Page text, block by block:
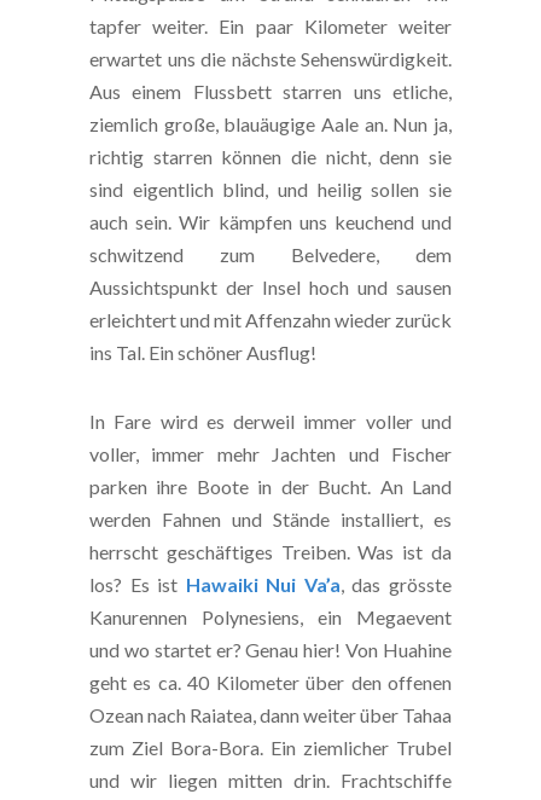
tapfer weiter. Ein paar Kilometer weiter
erwartet uns die nächste Sehenswürdigkeit.
Aus einem Flussbett starren uns etliche,
ziemlich große, blauäugige Aale an. Nun ja,
richtig starren können die nicht, denn sie
sind eigentlich blind, und heilig sollen sie
auch sein. Wir kämpfen uns keuchend und
schwitzend zum Belvedere, dem
Aussichtspunkt der Insel hoch und sausen
erleichtert und mit Affenzahn wieder zurück
ins Tal. Ein schöner Ausflug!
In Fare wird es derweil immer voller und
voller, immer mehr Jachten und Fischer
parken ihre Boote in der Bucht. An Land
werden Fahnen und Stände installiert, es
herrscht geschäftiges Treiben. Was ist da
los? Es ist Hawaiki Nui Va’a, das grösste
Kanurennen Polynesiens, ein Megaevent
und wo startet er? Genau hier! Von Huahine
geht es ca. 40 Kilometer über den offenen
Ozean nach Raiatea, dann weiter über Tahaa
zum Ziel Bora-Bora. Ein ziemlicher Trubel
und wir liegen mitten drin. Frachtschiffe